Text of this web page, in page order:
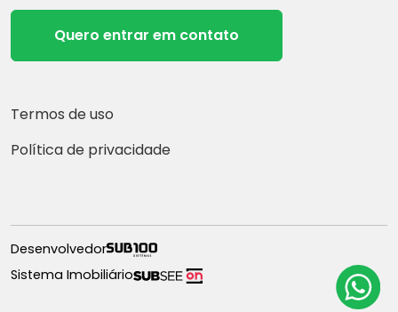
Quero entrar em contato
Termos de uso
Política de privacidade
Desenvolvedor
Sistema Imobiliário